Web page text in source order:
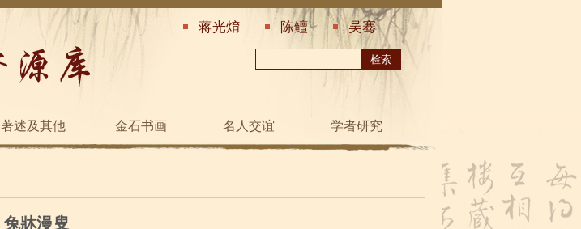
蒋光焴 陈鳣 吴骞
著述及其他 金石书画 名人交谊 学者研究
兔牀漫叟